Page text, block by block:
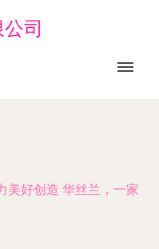
司
美好创造 华丝兰，一家